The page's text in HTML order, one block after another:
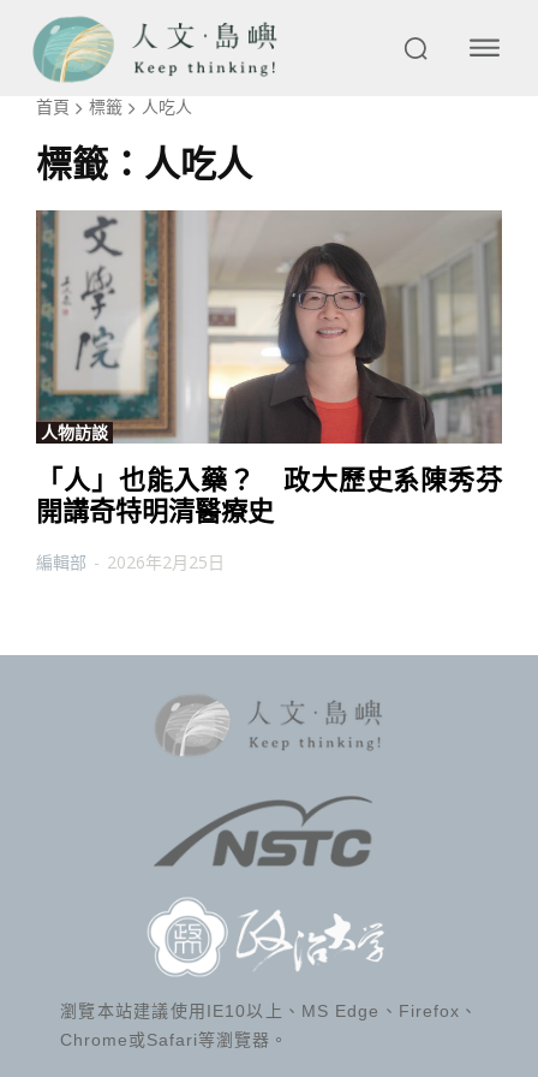
首頁 標籤 人吃人
標籤： 人吃人
人物訪談
「人」也能入藥？ 政大歷史系陳秀芬
開講奇特明清醫療史
編輯部 - 2026年2月25日
瀏覽本站建議使用IE10以上、MS Edge、Firefox、
Chrome或Safari等瀏覽器。